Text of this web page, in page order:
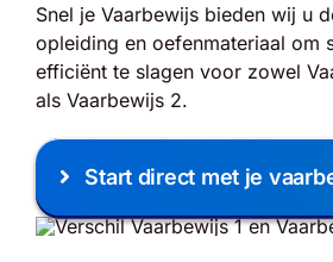
Snel je Vaarbewijs bieden wij u
opleiding en oefenmateriaal om
efficiënt te slagen voor zowel
als Vaarbewijs 2.
Start direct met je